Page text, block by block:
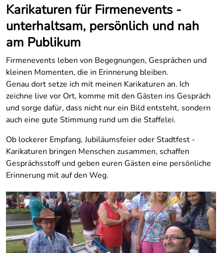
Karikaturen für Firmenevents -
unterhaltsam, persönlich und nah
am Publikum
Firmenevents leben von Begegnungen, Gesprächen und
kleinen Momenten, die in Erinnerung bleiben.
Genau dort setze ich mit meinen Karikaturen an. Ich
zeichne live vor Ort, komme mit den Gästen ins Gespräch
und sorge dafür, dass nicht nur ein Bild entsteht, sondern
auch eine gute Stimmung rund um die Staffelei.
Ob lockerer Empfang, Jubiläumsfeier oder Stadtfest -
Karikaturen bringen Menschen zusammen, schaffen
Gesprächsstoff und geben euren Gästen eine persönliche
Erinnerung mit auf den Weg.